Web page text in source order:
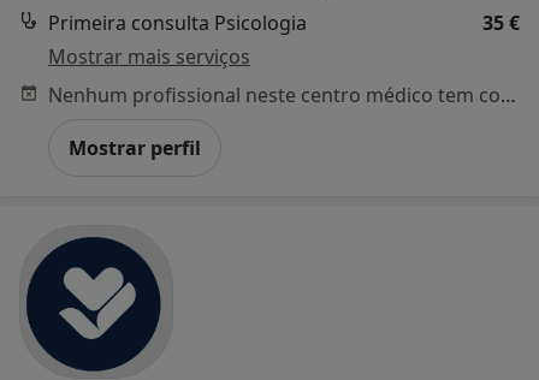
Primeira consulta Psicologia
35 €
Mostrar mais serviços
Nenhum profissional neste centro médico tem consultas disponíveis
Mostrar perfil